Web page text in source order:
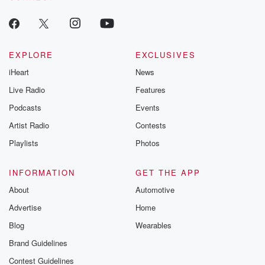
EXPLORE
iHeart
Live Radio
Podcasts
Artist Radio
Playlists
EXCLUSIVES
News
Features
Events
Contests
Photos
INFORMATION
About
Advertise
Blog
Brand Guidelines
Contest Guidelines
GET THE APP
Automotive
Home
Wearables